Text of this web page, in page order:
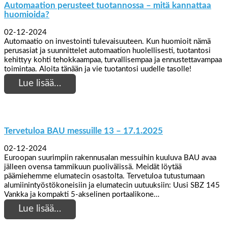
Automaation perusteet tuotannossa – mitä kannattaa
huomioida?
02-12-2024
Automaatio on investointi tulevaisuuteen. Kun huomioit nämä
perusasiat ja suunnittelet automaation huolellisesti, tuotantosi
kehittyy kohti tehokkaampaa, turvallisempaa ja ennustettavampaa
toimintaa. Aloita tänään ja vie tuotantosi uudelle tasolle!
Lue lisää…
Tervetuloa BAU messuille 13 – 17.1.2025
02-12-2024
Euroopan suurimpiin rakennusalan messuihin kuuluva BAU avaa
jälleen ovensa tammikuun puolivälissä. Meidät löytää
päämiehemme elumatecin osastolta. Tervetuloa tutustumaan
alumiinintyöstökoneisiin ja elumatecin uutuuksiin: Uusi SBZ 145
Vankka ja kompakti 5-akselinen portaalikone…
Lue lisää…